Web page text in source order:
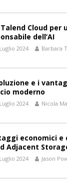
Cloud per
dell’AI
2024 Barbara
e i
moderno
2024 Nicola
economici
Adjacent
2024 Jason